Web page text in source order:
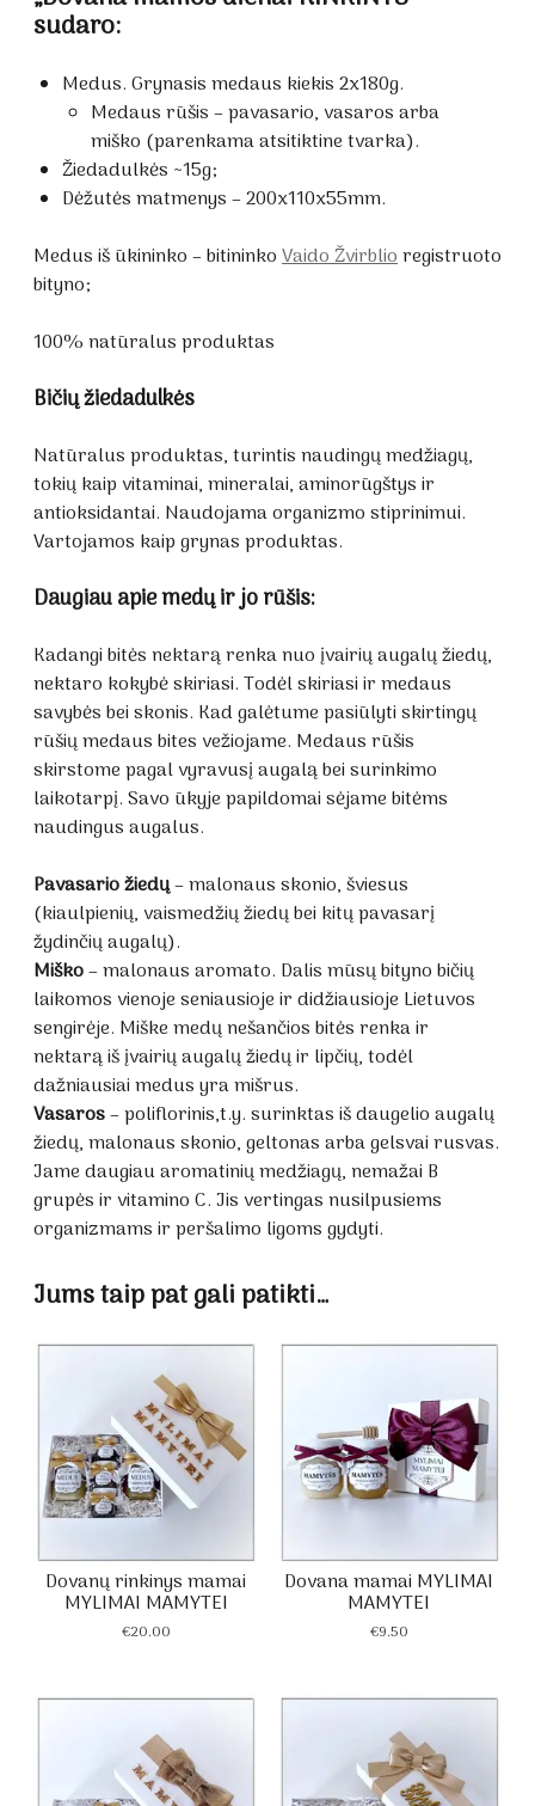
sudaro:
Medus. Grynasis medaus kiekis 2x180g.
Medaus rūšis – pavasario, vasaros arba
miško (parenkama atsitiktine tvarka).
Žiedadulkės ~15g;
Dėžutės matmenys – 200x110x55mm.
Medus iš ūkininko – bitininkoVaido Žvirblioregistruoto
bityno;
100% natūralus produktas
Bičių žiedadulkės
Natūralus produktas, turintis naudingų medžiagų,
tokių kaip vitaminai, mineralai, aminorūgštys ir
antioksidantai. Naudojama organizmo stiprinimui.
Vartojamos kaip grynas produktas.
Daugiau apie medų ir jo rūšis:
Kadangi bitės nektarą renka nuo įvairių augalų žiedų,
nektaro kokybė skiriasi. Todėl skiriasi ir medaus
savybės bei skonis. Kad galėtume pasiūlyti skirtingų
rūšių medaus bites vežiojame. Medaus rūšis
skirstome pagal vyravusį augalą bei surinkimo
laikotarpį. Savo ūkyje papildomai sėjame bitėms
naudingus augalus.
Pavasario žiedų– malonaus skonio, šviesus
(kiaulpienių, vaismedžių žiedų bei kitų pavasarį
žydinčių augalų).
Miško– malonaus aromato. Dalis mūsų bityno bičių
laikomos vienoje seniausioje ir didžiausioje Lietuvos
sengirėje. Miške medų nešančios bitės renka ir
nektarą iš įvairių augalų žiedų ir lipčių, todėl
dažniausiai medus yra mišrus.
Vasaros– poliflorinis,t.y. surinktas iš daugelio augalų
žiedų, malonaus skonio, geltonas arba gelsvai rusvas.
Jame daugiau aromatinių medžiagų, nemažai B
grupės ir vitamino C. Jis vertingas nusilpusiems
organizmams ir peršalimo ligoms gydyti.
Jums taip pat gali patikti…
Dovanų rinkinys mamai
MYLIMAI MAMYTEI
€20.00
Dovana mamai MYLIMAI
MAMYTEI
€9.50